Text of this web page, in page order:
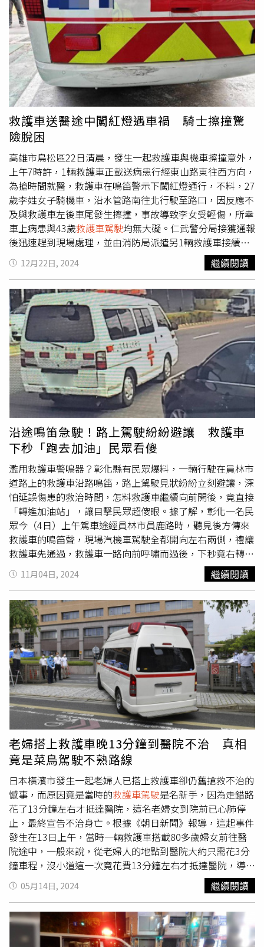
車駕駛見狀急踩剎車，結果男行人還疑似對駕駛嗆聲並比中
指。此事曝光後引發網友熱議，紛紛怒轟「行人地獄演變成
行車地獄了」、「自從有帝王條款以來，行人任意穿越馬
路，任意闖紅燈，龜速走路滑手機一堆啊」、「政府寵出來
的」、「真以為是帝王了嗎」。警方說明，行人《帝王條
款》上路以來時有爭議，現行《道路交通管理處罰條例》也
無規範行人未避讓救護車通行得以處罰，但警方仍將通知影
片中的男行人到案說明，藉此釐清事發經過。
救護車送醫途中闖紅燈遇車禍 騎士擦撞驚
險脫困
高雄市鳥松區22日清晨，發生一起救護車與機車擦撞意外，
上午7時許，1輛救護車正載送病患行經東山路東往西方向，
為搶時間就醫，救護車在鳴笛警示下闖紅燈通行，不料，27
歲李姓女子騎機車，沿水管路南往北行駛至路口，因反應不
及與救護車左後車尾發生擦撞，事故導致李女受輕傷，所幸
車上病患與43歲救護車駕駛均無大礙。仁武警分局接獲通報
後迅速趕到現場處理，並由消防局派遣另1輛救護車接續將
病患送醫，李女受傷後經送醫檢查，確認僅有擦挫傷，隨後
自行離院。警方初步調查，雙方酒測值均為零。依據《道路
交通安全規則》第93條第2項，執行緊急任務的救護車依法
享有「道路優先權」，可不受交通號誌限制，但不代表完全
免責，因此需進一步釐清肇事責任及事發細節。警方呼籲，
民眾遇到緊急任務車輛應主動禮讓，同時，駕駛緊急車輛時
亦須注意周邊路況，避免意外發生。
12月22日, 2024 繼續閱讀
沿途鳴笛急駛！路上駕駛紛紛避讓 救護車
下秒「跑去加油」民眾看傻
濫用救護車警鳴器？彰化縣有民眾爆料，一輛行駛在員林市
道路上的救護車沿路鳴笛，路上駕駛見狀紛紛立刻避讓，深
怕延誤傷患的救治時間，怎料救護車繼續向前開後，竟直接
「轉進加油站」，讓目擊民眾超傻眼。據了解，彰化一名民
眾今（4日）上午駕車途經員林市員鹿路時，聽見後方傳來
救護車的鳴笛聲，現場汽機車駕駛全都開向左右兩側，禮讓
救護車先通過，救護車一路向前呼嘯而過後，下秒竟右轉駛
進加油站加油，鳴笛聲也隨即戛然而止。目擊民眾表示，由
於該輛救護車鳴笛又按喇叭，以為情況非常緊急，沒想到竟
然只是去加油，「感覺上一定是去救人，才這麼十萬火急，
結果他跑去加油，我們整個都傻眼」，質疑救護車駕駛是在
假公濟私、亂用警鳴器。針對遭控濫用醫療資源，救護車業
者也回應，當時因為該名司機剛出勤回來，但隨即又要趕往
醫院接送病患至南投，途中恰好看見附近有加油站，因此才
臨時停下加油。對此，彰化縣衛生局表示，救護車非因情況
緊急，不得使用警鳴器及紅色閃光燈，若經查違規屬實，可
依違反《緊急醫療救護法》處6萬元至30萬元以下罰鍰。
11月04日, 2024 繼續閱讀
老婦搭上救護車晚13分鐘到醫院不治 真相
竟是菜鳥駕駛不熟路線
日本橫濱市發生一起老婦人已搭上救護車卻仍舊搶救不治的
憾事，而原因竟是當時的救護車駕駛是名新手，因為走錯路
花了13分鐘左右才抵達醫院，這名老婦女到院前已心肺停
止，最終宣告不治身亡。根據《朝日新聞》報導，這起事件
發生在13日上午，當時一輛救護車搭載80多歲婦女前往醫
院途中，一般來說，從老婦人的地點到醫院大約只需花3分
鐘車程，沒小道這一次竟花費13分鐘左右才抵達醫院，導致
這位婦女到院前心肺停止，醫院最後是宣告不治身亡。報導
也引述橫濱消防局淀屋消防站的回應，當時消防站接獲戶塚
區一間福利設施報案，請求拜出救護車將80多歲婦女緊急送
醫救治，不過救護車卻在岔路口走錯路線，儘管急救人員當
時對老婦人進行搶救，但病患到院前已心肺停止。事後得
05月14日, 2024 繼續閱讀